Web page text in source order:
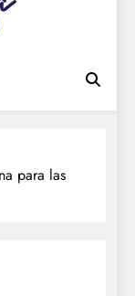
2.0
para las